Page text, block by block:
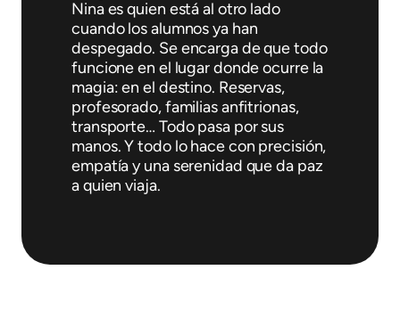
Nina es quien está al otro lado
cuando los alumnos ya han
despegado. Se encarga de que todo
funcione en el lugar donde ocurre la
magia: en el destino. Reservas,
profesorado, familias anfitrionas,
transporte… Todo pasa por sus
manos. Y todo lo hace con precisión,
empatía y una serenidad que da paz
a quien viaja.